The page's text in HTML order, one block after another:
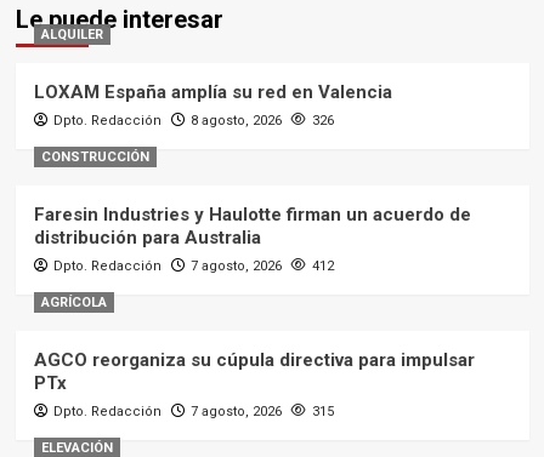
Le puede interesar
ALQUILER
LOXAM España amplía su red en Valencia
Dpto. Redacción 8 agosto, 2026 326
CONSTRUCCIÓN
Faresin Industries y Haulotte firman un acuerdo de
distribución para Australia
Dpto. Redacción 7 agosto, 2026 412
AGRÍCOLA
AGCO reorganiza su cúpula directiva para impulsar
PTx
Dpto. Redacción 7 agosto, 2026 315
ELEVACIÓN